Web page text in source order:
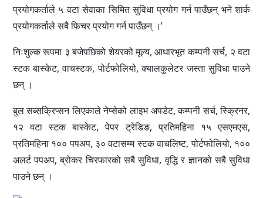
प्रयोगकर्ताले ५ वटा सेवाका सिमित सुविधा प्रयोग गर्न पाउँछन् भने शार्क
प्रयोगकर्ताले सबै फिचर प्रयोग गर्न पाउँछन् ।’
निःशुल्क रूपमा ३ बजेपछिको शेयरको मूल्य, आधारभूत कम्पनी सर्च, २ वटा
स्टक बास्केट, वाचस्टक, पोर्टफोलियो, क्यालकुलेटर जस्ता सुविधा पाउने
छन् ।
बुल सब्सक्रिप्सन लिएकाले नेप्सेको लाइभ अपडेट, कम्पनी सर्च, स्क्रिनर,
१२ वटा स्टक बास्केट, पेपर ट्रेडिङ, प्रतिमहिना १५ एसएमएस,
प्रतिमहिना १०० पपअप, ३० वटासम्म स्टक वाचलिष्ट, पोर्टफोलियो, १००
अलर्ट पपअप, ब्रोकर चिरफारको सबै सुविधा, वृद्धि र ज्ञानको सबै सुविधा
पाउने छन् ।